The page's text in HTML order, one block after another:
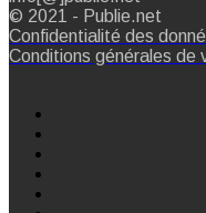
© 2021 - Publie.net
Confidentialité des
Conditions générales de